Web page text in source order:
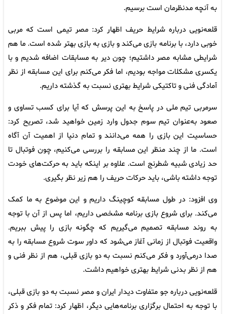
به آنچه مدنظرمان است برسیم.
قلعه‌نویی درباره شرایط حریف اظهار کرد: مصر تیمی است که مربی
خوبی دارد، با برنامه بازی می‌کند و بازی به بازی بهتر شده است. ما هم
شرایطی مشابه مصر داشتیم؛ چون دیر به مسابقات اضافه شدیم و با
یکسری مشکلات مواجه بودیم، اما فکر می‌کنم برای این مسابقه از نظر
آمادگی فنی و تاکتیکی شرایط بهتری نسبت به گذشته داریم.
سرمربی تیم ملی در پاسخ به این پرسش که آیا برای کسب تساوی و
صعود به‌عنوان تیم سوم جدول وارد زمین خواهید شد، تصریح کرد:
حساسیت این بازی را همه می‌دانند و تمام دنیا از اهمیت آن آگاه
است. ما از چند منظر این مسابقه را بررسی می‌کنیم، چون فوتبال تا
حد زیادی شبیه شطرنج است. علاوه بر اینکه باید به حرکت‌های خودت
توجه داشته باشی، باید حرکات حریف را هم زیر نظر بگیری.
وی افزود: در طول مسابقه کوچینگ داریم و این موضوع به ما کمک
می‌کند. برای شروع بازی برنامه مشخصی داریم، اما پس از آن با توجه
به روند مسابقه تصمیم می‌گیریم که چگونه بازی را پیش ببریم.
واقعیت فوتبال از زمانی آغاز می‌شود که داور سوت شروع مسابقه را به
صدا درمی‌آورد و فکر می‌کنم نسبت به دو بازی قبلی، هم از نظر فنی و
هم از نظر بدنی شرایط بهتری خواهیم داشت.
قلعه‌نویی درباره جو متفاوت دیدار ایران و مصر نسبت به دو بازی قبلی،
با توجه به احتمال برگزاری برنامه‌هایی دیگر، اظهار کرد: تمام فکر و ذکر